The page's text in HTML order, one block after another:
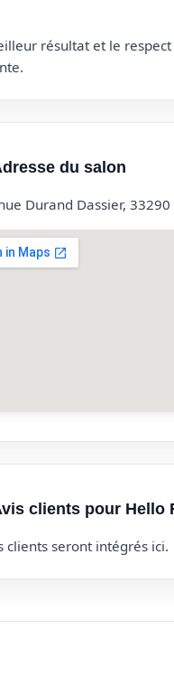
résultat et le respect
du salon
Durand Dassier,
clients pour Hello
clients seront intégrés ici.